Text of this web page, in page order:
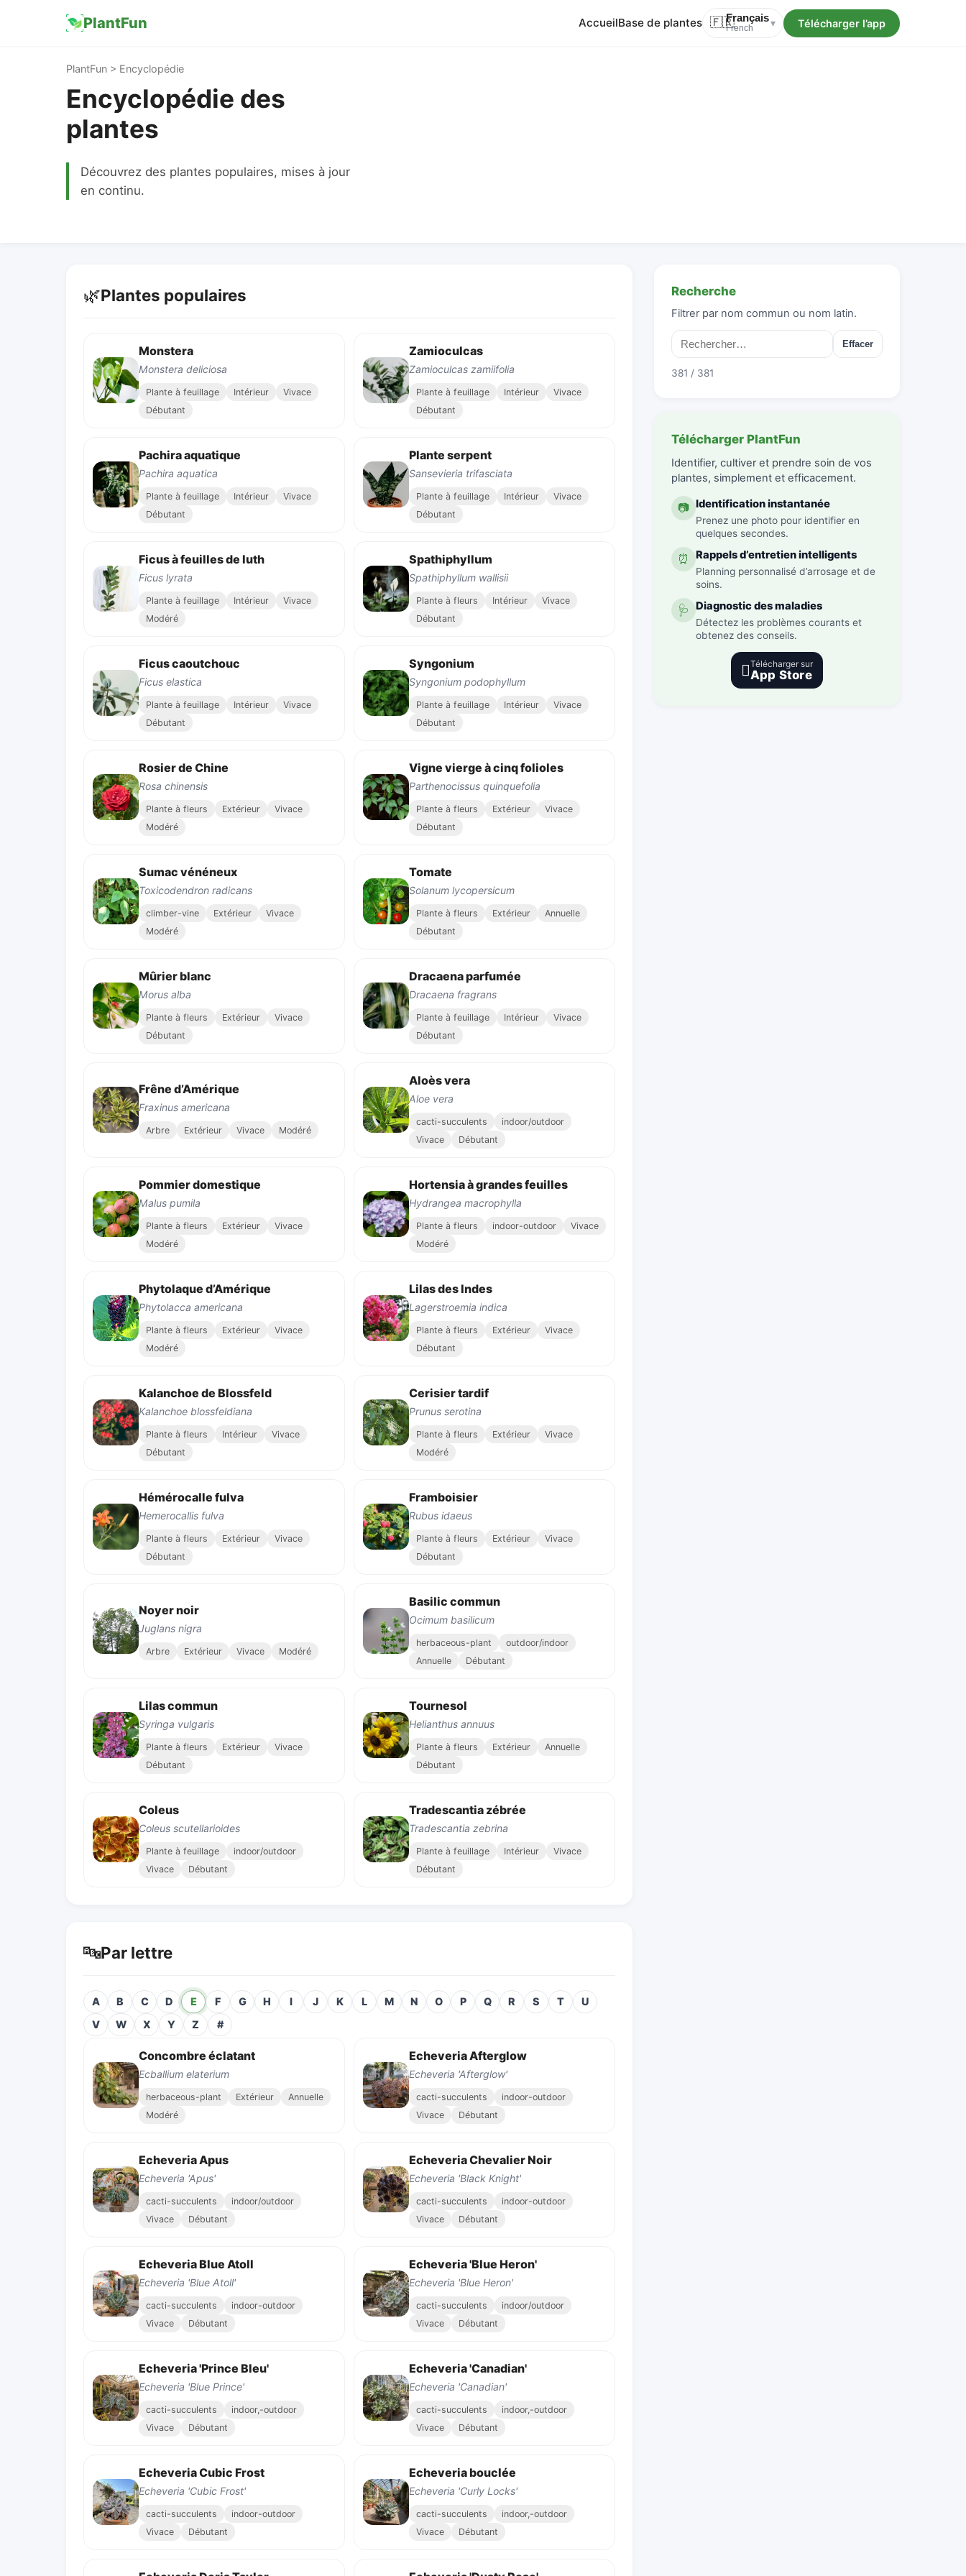
PlantFun AccueilBase de plantes 🇫🇷Français
French ▾ Télécharger l’app
PlantFun > Encyclopédie
Encyclopédie des
plantes
Découvrez des plantes populaires, mises à jour
en continu.
🌿Plantes populaires
Monstera
Monstera deliciosa
Plante à feuillage Intérieur
Vivace
Débutant
Zamioculcas
Zamioculcas zamiifolia
Plante à feuillage Intérieur
Vivace
Débutant
Pachira aquatique
Pachira aquatica
Plante à feuillage Intérieur
Vivace
Débutant
Plante serpent
Sansevieria trifasciata
Plante à feuillage Intérieur
Vivace
Débutant
Ficus à feuilles de luth
Ficus lyrata
Plante à feuillage Intérieur
Vivace
Modéré
Spathiphyllum
Spathiphyllum wallisii
Plante à fleurs Intérieur
Vivace
Débutant
Ficus caoutchouc
Ficus elastica
Plante à feuillage Intérieur
Vivace
Débutant
Syngonium
Syngonium podophyllum
Plante à feuillage Intérieur
Vivace
Débutant
Rosier de Chine
Rosa chinensis
Plante à fleurs Extérieur
Vivace
Modéré
Vigne vierge à cinq folioles
Parthenocissus quinquefolia
Plante à fleurs Extérieur
Vivace
Débutant
Sumac vénéneux
Toxicodendron radicans
climber-vine Extérieur
Vivace
Modéré
Tomate
Solanum lycopersicum
Plante à fleurs Extérieur
Annuelle
Débutant
Mûrier blanc
Morus alba
Plante à fleurs Extérieur
Vivace
Débutant
Dracaena parfumée
Dracaena fragrans
Plante à feuillage Intérieur
Vivace
Débutant
Frêne d’Amérique
Fraxinus americana
Arbre Extérieur Vivace Modéré
Aloès vera
Aloe vera
cacti-succulents
indoor/outdoor
Vivace
Débutant
Pommier domestique
Malus pumila
Plante à fleurs Extérieur
Vivace
Modéré
Hortensia à grandes feuilles
Hydrangea macrophylla
Plante à fleurs indoor-outdoor
Vivace
Modéré
Phytolaque d’Amérique
Phytolacca americana
Plante à fleurs Extérieur
Vivace
Modéré
Lilas des Indes
Lagerstroemia indica
Plante à fleurs Extérieur
Vivace
Débutant
Kalanchoe de Blossfeld
Kalanchoe blossfeldiana
Plante à fleurs Intérieur
Vivace
Débutant
Cerisier tardif
Prunus serotina
Plante à fleurs Extérieur
Vivace
Modéré
Hémérocalle fulva
Hemerocallis fulva
Plante à fleurs Extérieur
Vivace
Débutant
Framboisier
Rubus idaeus
Plante à fleurs Extérieur
Vivace
Débutant
Noyer noir
Juglans nigra
Arbre Extérieur Vivace Modéré
Basilic commun
Ocimum basilicum
herbaceous-plant
outdoor/indoor
Annuelle
Débutant
Lilas commun
Syringa vulgaris
Plante à fleurs Extérieur
Vivace
Débutant
Tournesol
Helianthus annuus
Plante à fleurs Extérieur
Annuelle
Débutant
Coleus
Coleus scutellarioides
Plante à feuillage
indoor/outdoor
Vivace
Débutant
Tradescantia zébrée
Tradescantia zebrina
Plante à feuillage Intérieur
Vivace
Débutant
🔤Par lettre
A B C D E F G H I J K L M N O P Q R S T
U
V
W X Y Z #
Concombre éclatant
Ecballium elaterium
herbaceous-plant Extérieur
Annuelle
Modéré
Echeveria Afterglow
Echeveria 'Afterglow'
cacti-succulents
indoor-outdoor
Vivace
Débutant
Echeveria Apus
Echeveria 'Apus'
cacti-succulents
indoor/outdoor
Vivace
Débutant
Echeveria Chevalier Noir
Echeveria 'Black Knight'
cacti-succulents
indoor-outdoor
Vivace
Débutant
Echeveria Blue Atoll
Echeveria 'Blue Atoll'
cacti-succulents
indoor-outdoor
Vivace
Débutant
Echeveria 'Blue Heron'
Echeveria 'Blue Heron'
cacti-succulents
indoor/outdoor
Vivace
Débutant
Echeveria 'Prince Bleu'
Echeveria 'Blue Prince'
cacti-succulents
indoor,-outdoor
Vivace
Débutant
Echeveria 'Canadian'
Echeveria 'Canadian'
cacti-succulents
indoor,-outdoor
Vivace
Débutant
Echeveria Cubic Frost
Echeveria 'Cubic Frost'
cacti-succulents
indoor-outdoor
Vivace
Débutant
Echeveria bouclée
Echeveria 'Curly Locks'
cacti-succulents
indoor,-outdoor
Vivace
Débutant
Recherche
Filtrer par nom commun ou nom latin.
Effacer
381 / 381
Télécharger PlantFun
Identifier, cultiver et prendre soin de vos
plantes, simplement et efficacement.
📷 Identification instantanée
Prenez une photo pour identifier en
quelques secondes.
⏰ Rappels d’entretien intelligents
Planning personnalisé d’arrosage et de
soins.
🩺 Diagnostic des maladies
Détectez les problèmes courants et
obtenez des conseils.
Télécharger sur
App Store